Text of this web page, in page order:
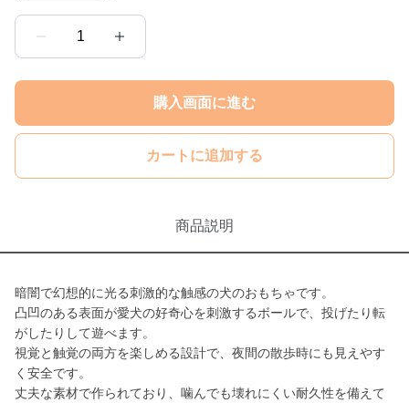
1
購入画面に進む
カートに追加する
商品説明
暗闇で幻想的に光る刺激的な触感の犬のおもちゃです。
凸凹のある表面が愛犬の好奇心を刺激するボールで、投げたり転
がしたりして遊べます。
視覚と触覚の両方を楽しめる設計で、夜間の散歩時にも見えやす
く安全です。
丈夫な素材で作られており、噛んでも壊れにくい耐久性を備えて